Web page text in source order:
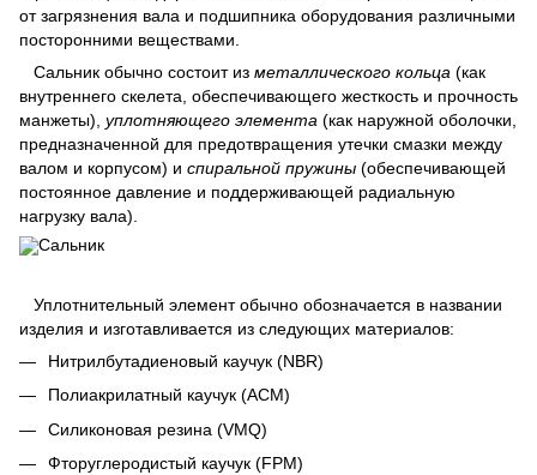
от загрязнения вала и подшипника оборудования различными
посторонними веществами.
Сальник обычно состоит из металлического кольца (как
внутреннего скелета, обеспечивающего жесткость и прочность
манжеты), уплотняющего элемента (как наружной оболочки,
предназначенной для предотвращения утечки смазки между
валом и корпусом) и спиральной пружины (обеспечивающей
постоянное давление и поддерживающей радиальную
нагрузку вала).
Уплотнительный элемент обычно обозначается в названии
изделия и изготавливается из следующих материалов:
Нитрилбутадиеновый каучук (NBR)
Полиакрилатный каучук (ACM)
Силиконовая резина (VMQ)
Фторуглеродистый каучук (FPM)